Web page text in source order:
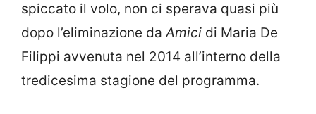
spiccato il volo, non ci sperava quasi più
dopo l’eliminazione daAmici di Maria De
Filippi avvenuta nel 2014 all’interno della
tredicesima stagione del programma.